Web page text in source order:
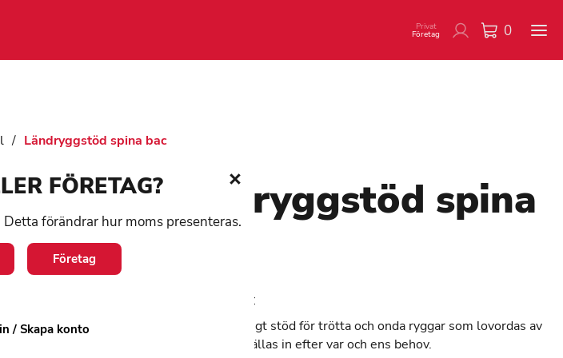
0
Privat
Företag
/ Ländryggstöd spina bac
Ländryggstöd spina
SPINA-BAC
Ett utomordentligt stöd för trötta och onda ryggar som lovordas av
experter. Kan ställas in efter var och ens behov.
FÖRETAG?
förändrar hur moms presenteras.
Företag
/ Skapa konto